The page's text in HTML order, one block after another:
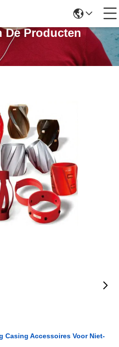
De Producten
Casing Accessoires Voor Niet-